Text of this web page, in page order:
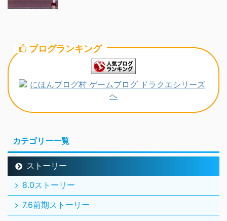
ブログランキング
カテゴリー一覧
ストーリー
8.0ストーリー
7.6前期ストーリー